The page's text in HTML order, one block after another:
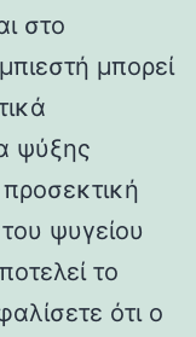
στο
μπορεί
ψύξης
ψυγείου
το
ότι ο